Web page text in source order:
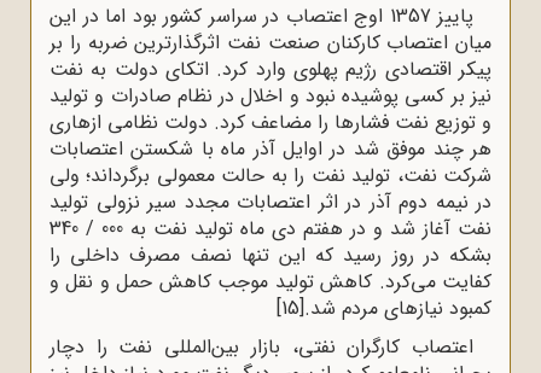
پاییز 1357 اوج اعتصاب در سراسر کشور بود اما در این
میان اعتصاب کارکنان صنعت نفت اثرگذارترین ضربه را بر
پیکر اقتصادی رژیم پهلوی وارد ‌کرد. اتکای دولت به نفت
نیز بر کسی پوشیده نبود و اخلال در نظام صادرات و تولید
و توزیع نفت فشارها را مضاعف ‌کرد. دولت‌ نظامی‌ ازهاری‌
هر چند موفق‌ شد در اوایل‌ آذر ماه‌ با شکستن‌ اعتصابات‌
شرکت‌ نفت‌، تولید نفت‌ را به‌ حالت‌ معمولی ‌برگرداند؛ ولی‌
در نیمه‌‌ دوم‌ آذر در اثر اعتصابات‌ مجدد سیر نزولی‌ تولید
نفت‌ آغاز شد و در هفتم‌ دی‌ ماه‌ تولید نفت‌ به‌ 000 / 340
بشکه‌ در روز رسید که‌ این‌ تنها نصف ‌مصرف‌ داخلی‌ را
کفایت‌ می‌کرد. کاهش‌ تولید موجب‌ کاهش‌ حمل‌ و نقل‌ و
کمبود نیازهای‌ مردم‌ شد.[15]
اعتصاب کارگران نفتى، بازار بین‌المللى نفت را دچار